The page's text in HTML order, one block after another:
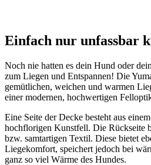
Einfach nur unfassbar
Noch nie hatten es dein Hund oder
zum Liegen und Entspannen! Die
gemütlichen, weichen und warmen
einer modernen, hochwertigen
Eine Seite der Decke besteht aus
hochflorigen Kunstfell. Die Rückseite
bzw. samtartigen Textil. Diese bietet
Liegekomfort, speichert jedoch bei
ganz so viel Wärme des Hundes.